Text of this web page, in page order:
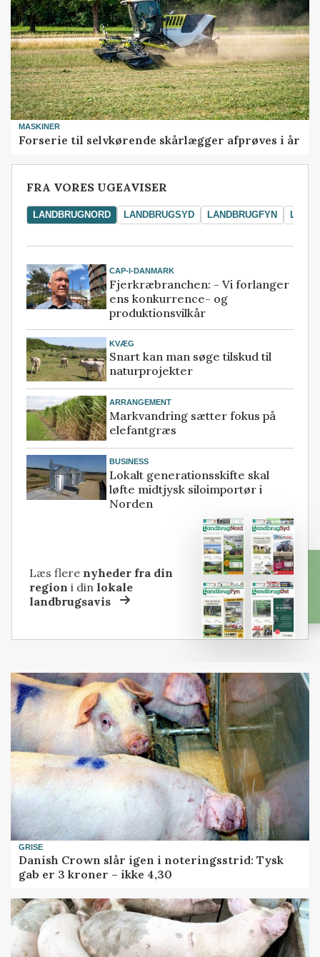
MASKINER
Forserie til selvkørende skårlægger afprøves i år
FRA VORES UGEAVISER
LANDBRUGNORD LANDBRUGSYD LANDBRUGFYN
CAP-I-DANMARK
Fjerkræbranchen: - Vi forlanger
ens konkurrence- og
produktionsvilkår
KVÆG
Snart kan man søge tilskud til
naturprojekter
ARRANGEMENT
Markvandring sætter fokus på
elefantgræs
BUSINESS
Lokalt generationsskifte skal
løfte midtjysk siloimportør i
Norden
Læs flere nyheder fra din
region i dinlokale
landbrugsavis
GRISE
Danish Crown slår igen i noteringsstrid: Tysk
gab er 3 kroner – ikke 4,30